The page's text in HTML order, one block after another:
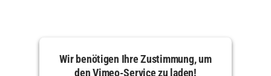
Wir benötigen Ihre Zustimmung, um
den Vimeo-Service zu laden!